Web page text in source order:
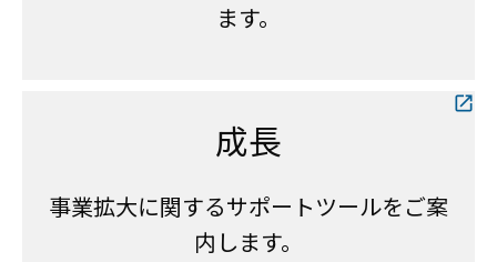
ます。
成長
事業拡大に関するサポートツールをご案
内します。